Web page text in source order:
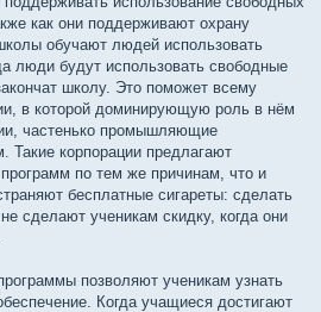
как они поддерживают охрану
обучают людей использовать
люди будут использовать свободные
школу. Это поможет всему
в которой доминирующую роль в нём
частенько промышляющие
Такие корпорации предлагают
по тем же причинам, что и
бесплатные сигареты: сделать
сделают ученикам скидку, когда они
позволяют ученикам узнать
Когда учащиеся достигают